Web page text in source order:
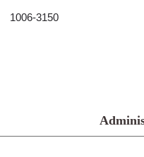
1006-3150